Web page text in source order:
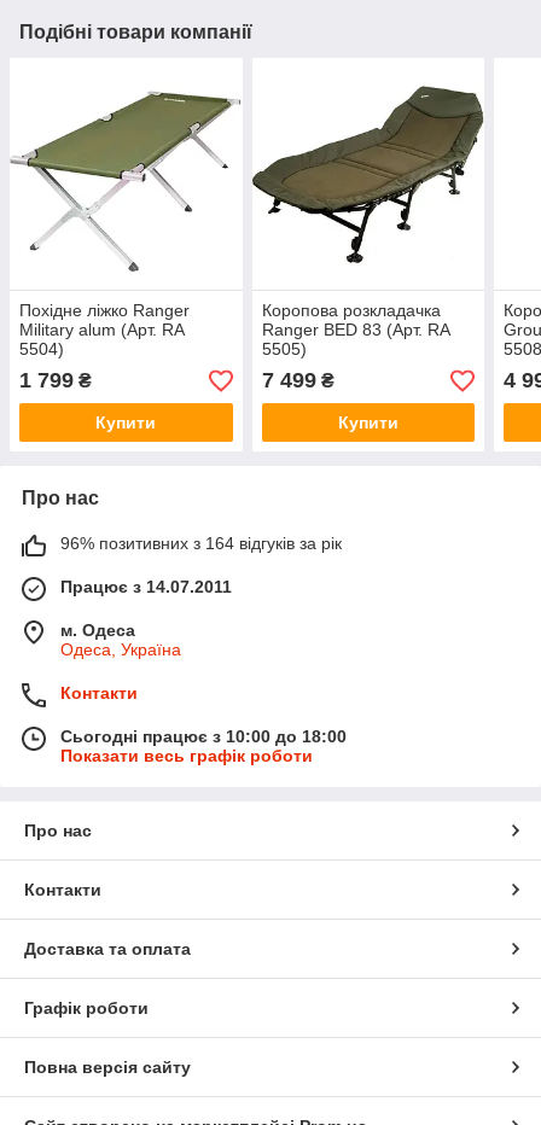
Подібні товари компанії
Похідне ліжко Ranger
Military alum (Арт. RA
5504)
1 799 ₴
Купити
Коропова розкладачка
Ranger BED 83 (Арт. RA
5505)
7 499₴
Купити
4
Про нас
96% позитивних з 164 відгуків за рік
Працює з 14.07.2011
м. Одеса
Одеса, Україна
Контакти
Сьогодні працює з 10:00 до 18:00
Показати весь графік роботи
Про нас
Контакти
Доставка та оплата
Графік роботи
Повна версія сайту